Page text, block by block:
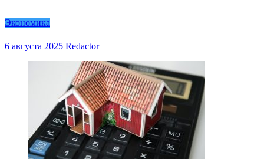
Экономика
6 августа 2025 Redactor